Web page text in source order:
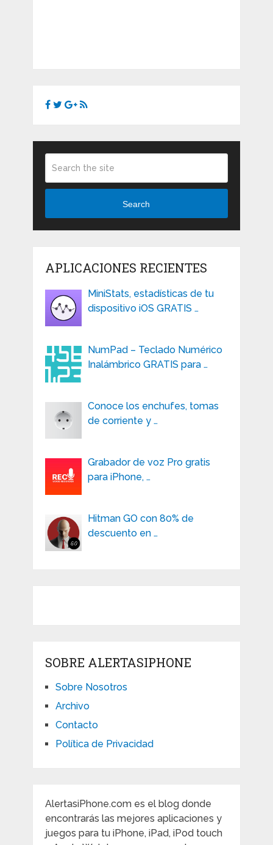
Search
APLICACIONES RECIENTES
MiniStats, estadísticas de tu
dispositivo iOS GRATIS …
NumPad – Teclado Numérico
Inalámbrico GRATIS para …
Conoce los enchufes, tomas
de corriente y …
Grabador de voz Pro gratis
para iPhone, …
Hitman GO con 80% de
descuento en …
SOBRE ALERTASIPHONE
Sobre Nosotros
Archivo
Contacto
Política de Privacidad
AlertasiPhone.com es el blog donde
encontrarás las mejores aplicaciones y
juegos para tu iPhone, iPad, iPod touch